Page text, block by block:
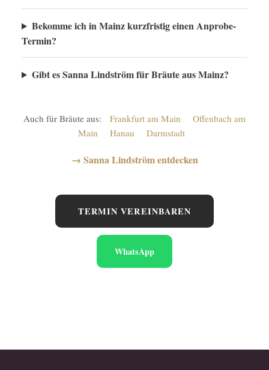
Bekomme ich in Mainz kurzfristig einen Anprobe-
Termin?
Gibt es Sanna Lindström für Bräute aus Mainz?
Auch für Bräute aus: Frankfurt am Main
Offenbach am
Main
Hanau Darmstadt
→ Sanna Lindström entdecken
TERMIN VEREINBAREN
WhatsApp